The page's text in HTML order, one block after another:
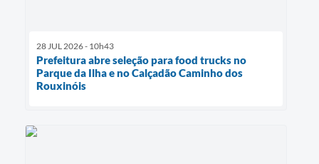
28 JUL 2026 - 10h43
Prefeitura abre seleção para food trucks no
Parque da Ilha e no Calçadão Caminho dos
Rouxinóis